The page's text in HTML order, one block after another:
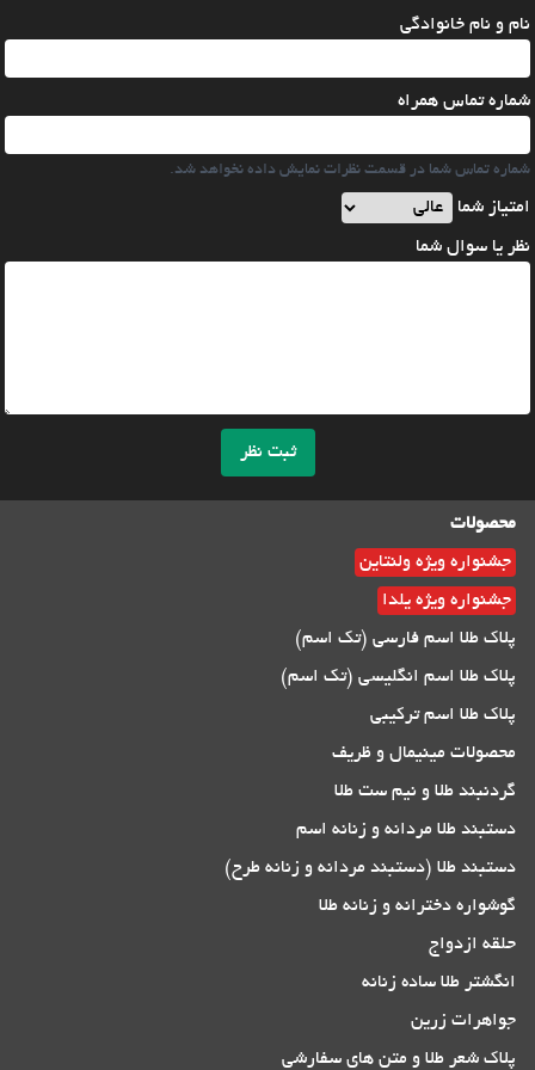
نام و نام خانوادگی
شماره تماس همراه
شماره تماس شما در قسمت نظرات نمایش داده نخواهد شد.
امتیاز شما
نظر یا سوال شما
ثبت نظر
محصولات
جشنواره ویژه ولنتاین
جشنواره ویژه یلدا
پلاک طلا اسم فارسی (تک اسم)
پلاک طلا اسم انگلیسی (تک اسم)
پلاک طلا اسم ترکیبی
محصولات مینیمال و ظریف
گردنبند طلا و نیم ست طلا
دستبند طلا مردانه و زنانه اسم
دستبند طلا (دستبند مردانه و زنانه طرح)
گوشواره دخترانه و زنانه طلا
حلقه ازدواج
انگشتر طلا ساده زنانه
جواهرات زرین
پلاک شعر طلا و متن های سفارشی